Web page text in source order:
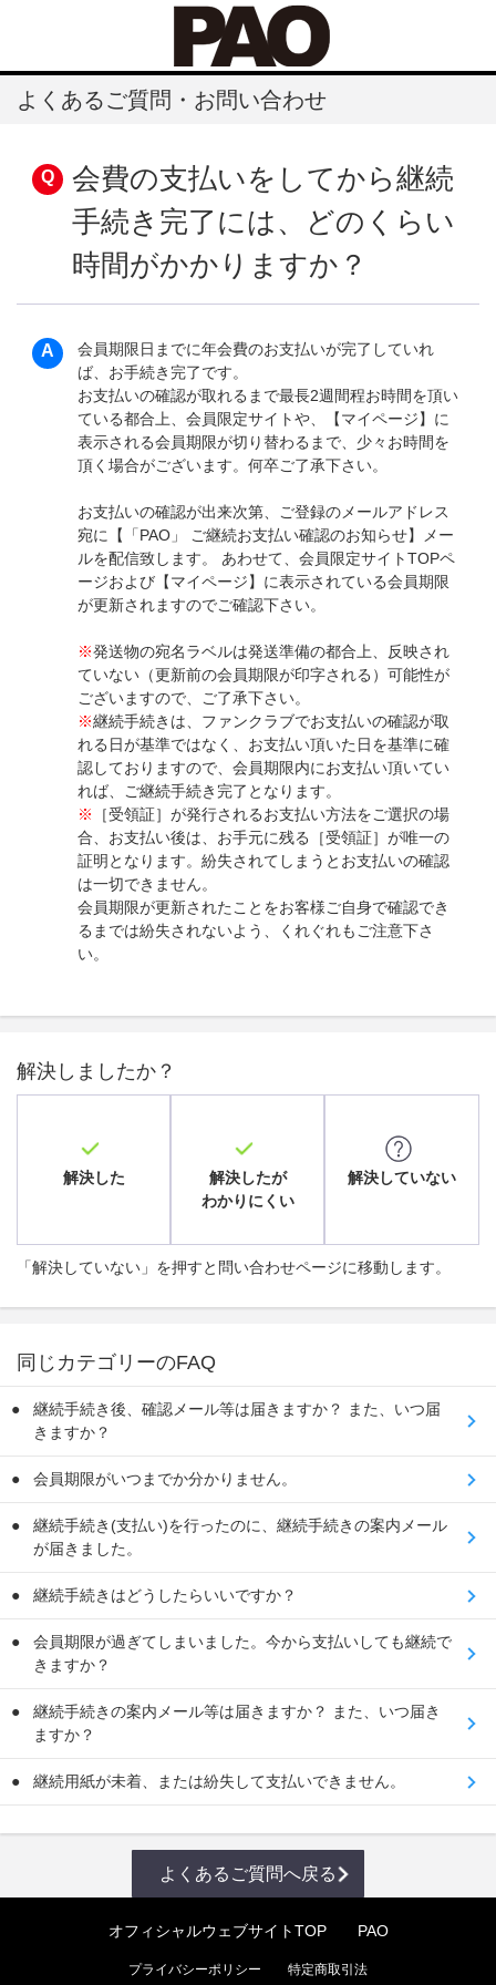
よくあるご質問・お問い合わせ
会費の支払いをしてから継続
手続き完了には、どのくらい
時間がかかりますか？
会員期限日までに年会費のお支払いが完了していれ
ば、お手続き完了です。
お支払いの確認が取れるまで最長2週間程お時間を頂い
ている都合上、会員限定サイトや、【マイページ】に
表示される会員期限が切り替わるまで、少々お時間を
頂く場合がございます。何卒ご了承下さい。
お支払いの確認が出来次第、ご登録のメールアドレス
宛に【「PAO」 ご継続お支払い確認のお知らせ】メー
ルを配信致します。 あわせて、会員限定サイトTOPペ
ージおよび【マイページ】に表示されている会員期限
が更新されますのでご確認下さい。
※発送物の宛名ラベルは発送準備の都合上、反映され
ていない（更新前の会員期限が印字される）可能性が
ございますので、ご了承下さい。
※継続手続きは、ファンクラブでお支払いの確認が取
れる日が基準ではなく、お支払い頂いた日を基準に確
認しておりますので、会員期限内にお支払い頂いてい
れば、ご継続手続き完了となります。
※
［受領証］が発行されるお支払い方法をご選択の場
合、お支払い後は、お手元に残る［受領証］が唯一の
証明となります。紛失されてしまうとお支払いの確認
は一切できません。
会員期限が更新されたことをお客様ご自身で確認でき
るまでは紛失されないよう、くれぐれもご注意下さ
い。
解決しましたか？
解決した
解決したが
わかりにくい
解決していない
「解決していない」を押すと問い合わせページに移動します。
同じカテゴリーのFAQ
継続手続き後、確認メール等は届きますか？ また、いつ届
きますか？
会員期限がいつまでか分かりません。
継続手続き(支払い)を行ったのに、継続手続きの案内メール
が届きました。
継続手続きはどうしたらいいですか？
会員期限が過ぎてしまいました。今から支払いしても継続で
きますか？
継続手続きの案内メール等は届きますか？ また、いつ届き
ますか？
継続用紙が未着、または紛失して支払いできません。
よくあるご質問へ戻る
オフィシャルウェブサイトTOP PAO
プライバシーポリシー 特定商取引法